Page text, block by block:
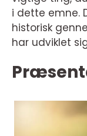
i dette emne.
historisk
har udviklet